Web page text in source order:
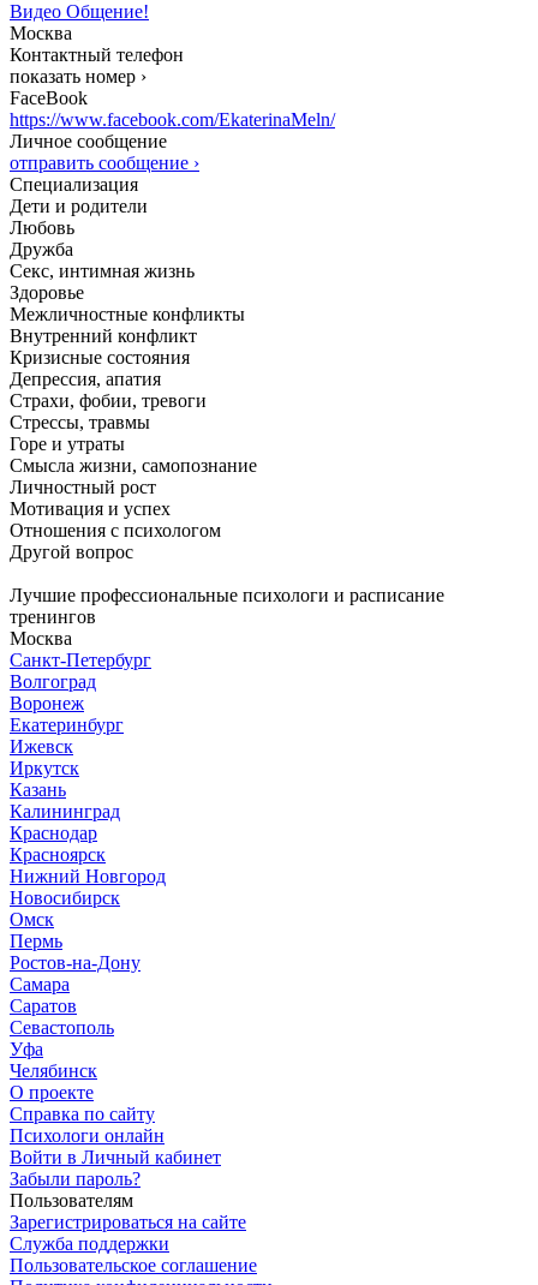
Видео Общение!
Москва
Контактный телефон
показать номер ›
FaceBook
https://www.facebook.com/EkaterinaMeln/
Личное сообщение
отправить сообщение ›
Специализация
Дети и родители
Любовь
Дружба
Секс, интимная жизнь
Здоровье
Межличностные конфликты
Внутренний конфликт
Кризисные состояния
Депрессия, апатия
Страхи, фобии, тревоги
Стрессы, травмы
Горе и утраты
Смысла жизни, самопознание
Личностный рост
Мотивация и успех
Отношения с психологом
Другой вопрос
Лучшие профессиональные психологи и расписание
тренингов
Москва
Санкт-Петербург
Волгоград
Воронеж
Екатеринбург
Ижевск
Иркутск
Казань
Калининград
Краснодар
Красноярск
Нижний Новгород
Новосибирск
Омск
Пермь
Ростов-на-Дону
Самара
Саратов
Севастополь
Уфа
Челябинск
О проекте
Справка по сайту
Психологи онлайн
Войти в Личный кабинет
Забыли пароль?
Пользователям
Зарегистрироваться на сайте
Служба поддержки
Пользовательское соглашение